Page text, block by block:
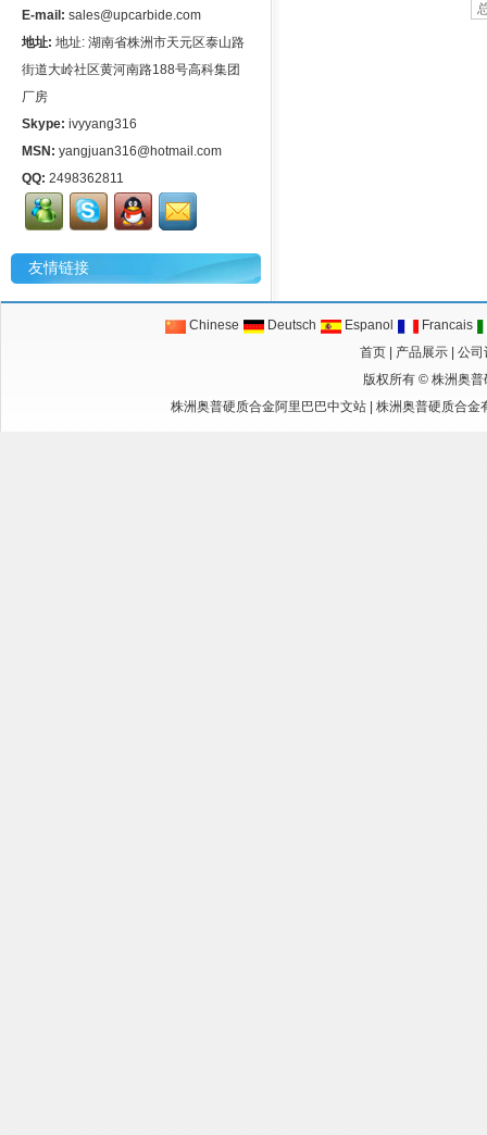
E-mail: sales@upcarbide.com
地址: 地址: 湖南省株洲市天元区泰山路
街道大岭社区黄河南路188号高科集团
厂房
Skype: ivyyang316
MSN: yangjuan316@hotmail.com
QQ: 2498362811
友情链接
Chinese Deutsch Espanol
Francais
首页
产品展示
公司
版权所有 © 株洲奥普
株洲奥普硬质合金阿里巴巴中文站| 株洲奥普硬质合金